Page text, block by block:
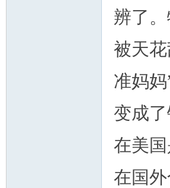
辨了
被天
准妈
变成
在美
在国